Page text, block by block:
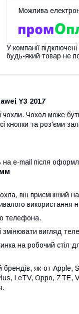
У компанії
будь-який товар не
Y3 2017
Чохол може
кнопки та роз'єми
e-mail після
він приємніший
використання
телефона.
змінювати вигляд
на робочий стіл
брендів, як-от
LeTV, Oppo, ZTE,